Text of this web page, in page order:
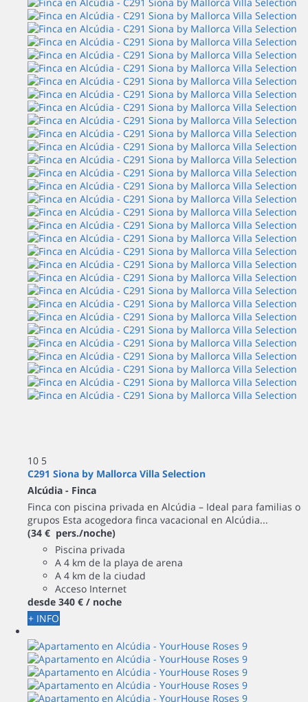
10 5
C291 Siona by Mallorca Villa Selection
Alcúdia - Finca
Finca con piscina privada en Alcúdia – Ideal para familias o
grupos Esta acogedora finca vacacional en Alcúdia...
(34 € pers./noche)
Piscina privada
A 4 km de la playa de arena
A 4 km de la ciudad
Acceso Internet
desde 340 € / noche
+ INFO